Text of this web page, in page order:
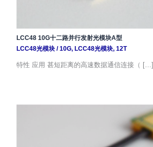
LCC48 10G十二路并行发射光模块A型
LCC48光模块/10G, LCC48光模块, 12T
特性 应用 甚短距离的高速数据通信连接（ […]